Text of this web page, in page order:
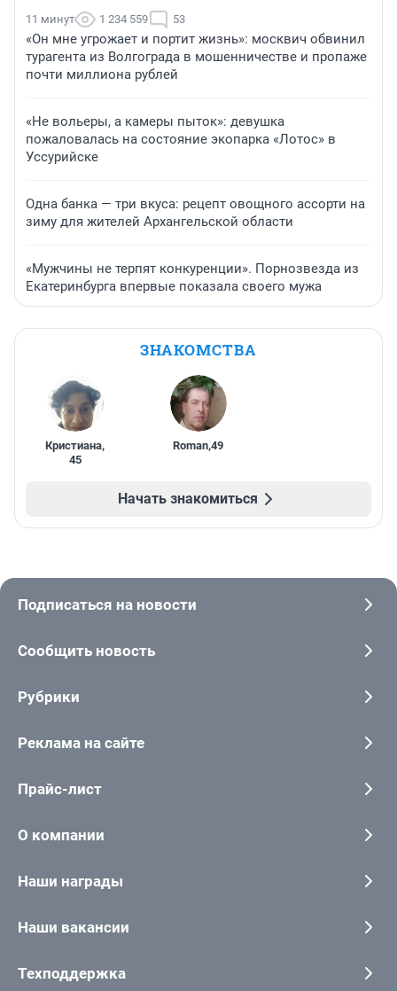
11 минут 1 234 559 53
«Он мне угрожает и портит жизнь»: москвич обвинил
турагента из Волгограда в мошенничестве и пропаже
почти миллиона рублей
«Не вольеры, а камеры пыток»: девушка
пожаловалась на состояние экопарка «Лотос» в
Уссурийске
Одна банка — три вкуса: рецепт овощного ассорти на
зиму для жителей Архангельской области
«Мужчины не терпят конкуренции». Порнозвезда из
Екатеринбурга впервые показала своего мужа
ЗНАКОМСТВА
Кристиана,
45
Roman,49
Начать знакомиться
Подписаться на новости
Сообщить новость
Рубрики
Реклама на сайте
Прайс-лист
О компании
Наши награды
Наши вакансии
Техподдержка